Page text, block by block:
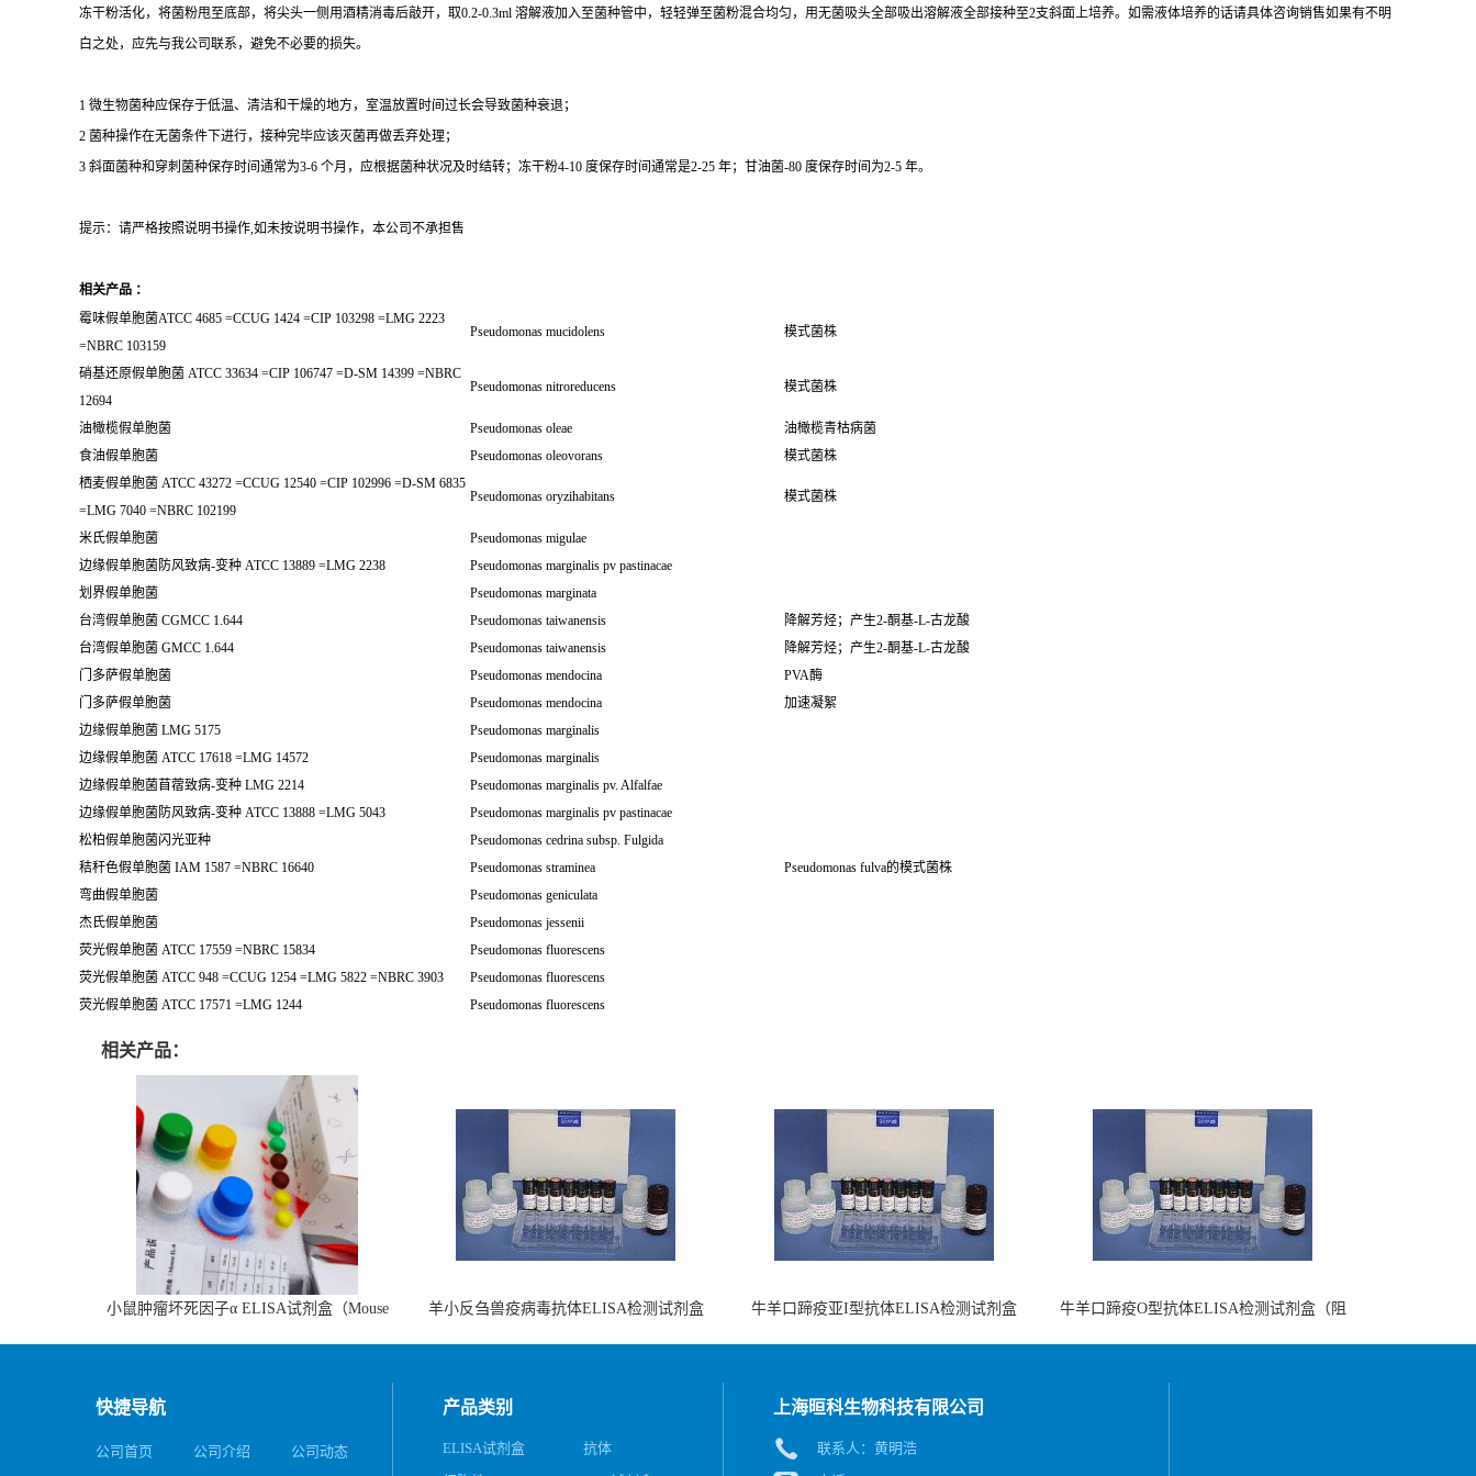
冻干粉活化，将菌粉甩至底部，将尖头一侧用酒精消毒后敲开，取0.2-0.3ml 溶解液加入至菌种管中，轻轻弹至菌粉混合均匀，用无菌吸头全部吸出溶解液全部接种至2支斜面上培养。如需液体培养的话请具体咨询销售如果有不明
白之处，应先与我公司联系，避免不必要的损失。
1 微生物菌种应保存于低温、清洁和干燥的地方，室温放置时间过长会导致菌种衰退；
2 菌种操作在无菌条件下进行，接种完毕应该灭菌再做丢弃处理；
3 斜面菌种和穿刺菌种保存时间通常为3-6 个月，应根据菌种状况及时结转；冻干粉4-10 度保存时间通常是2-25 年；甘油菌-80 度保存时间为2-5 年。
提示：请严格按照说明书操作,如未按说明书操作，本公司不承担售
相关产品 ：
霉味假单胞菌ATCC 4685 =CCUG 1424 =CIP 103298 =LMG 2223
=NBRC 103159
Pseudomonas mucidolens 模式菌株
硝基还原假单胞菌 ATCC 33634 =CIP 106747 =D-SM 14399 =NBRC
12694
Pseudomonas nitroreducens 模式菌株
油橄榄假单胞菌 Pseudomonas oleae
油橄榄青枯病菌
食油假单胞菌
Pseudomonas oleovorans
模式菌株
栖麦假单胞菌 ATCC 43272 =CCUG 12540 =CIP 102996 =D-SM 6835
=LMG 7040 =NBRC 102199
Pseudomonas oryzihabitans 模式菌株
米氏假单胞菌
Pseudomonas migulae
边缘假单胞菌防风致病-变种 ATCC 13889 =LMG 2238
Pseudomonas marginalis pv pastinacae
划界假单胞菌
Pseudomonas marginata
台湾假单胞菌 CGMCC 1.644
Pseudomonas taiwanensis
降解芳烃；产生2-酮基-L-古龙酸
台湾假单胞菌 GMCC 1.644
Pseudomonas taiwanensis
降解芳烃；产生2-酮基-L-古龙酸
门多萨假单胞菌
Pseudomonas mendocina
PVA酶
门多萨假单胞菌
Pseudomonas mendocina
加速凝絮
边缘假单胞菌 LMG 5175
Pseudomonas marginalis
边缘假单胞菌 ATCC 17618 =LMG 14572
Pseudomonas marginalis
边缘假单胞菌苜蓿致病-变种 LMG 2214
Pseudomonas marginalis pv. Alfalfae
边缘假单胞菌防风致病-变种 ATCC 13888 =LMG 5043
Pseudomonas marginalis pv pastinacae
松柏假单胞菌闪光亚种
Pseudomonas cedrina subsp. Fulgida
秸秆色假单胞菌 IAM 1587 =NBRC 16640
Pseudomonas straminea
Pseudomonas fulva的模式菌株
弯曲假单胞菌
Pseudomonas geniculata
杰氏假单胞菌
Pseudomonas jessenii
荧光假单胞菌 ATCC 17559 =NBRC 15834
Pseudomonas fluorescens
荧光假单胞菌 ATCC 948 =CCUG 1254 =LMG 5822 =NBRC 3903
Pseudomonas fluorescens
荧光假单胞菌 ATCC 17571 =LMG 1244
Pseudomonas fluorescens
相关产品：
小鼠肿瘤坏死因子α ELISA试剂盒（Mouse
羊小反刍兽疫病毒抗体ELISA检测试剂盒
牛羊口蹄疫亚I型抗体ELISA检测试剂盒
牛羊口蹄疫O型抗体ELISA检测试剂盒（阻
快捷导航
公司首页 公司介绍 公司动态
产品类别
ELISA试剂盒
抗体
上海晅科生物科技有限公司
联系人：黄明浩